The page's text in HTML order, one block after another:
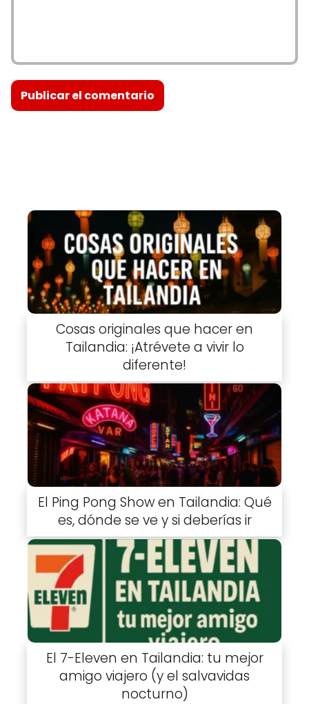
Cosas originales que hacer en
Tailandia: ¡Atrévete a vivir lo
diferente!
El Ping Pong Show en Tailandia: Qué
es, dónde se ve y si deberías ir
El 7-Eleven en Tailandia: tu mejor
amigo viajero (y el salvavidas
nocturno)